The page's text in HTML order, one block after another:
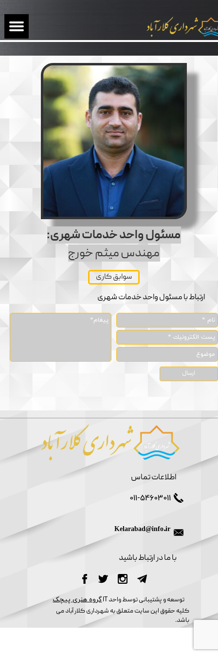
مسئول واحد خدمات شهری:
مهندس میثم خورج
سوابق کاری
ارتباط با مسئول واحد خدمات شهری
ارسال
کلیه حقوق این سایت متعلق به شهرداری کلار آباد می
باشد.​​​​​​​
اطلاعات تماس
011-54603011
Kelarabad@info.ir
​با ما در ارتباط باشید
​توسعه و پشتیبانی توسط واحد IT گروه هنری پیچک​​​​​​​